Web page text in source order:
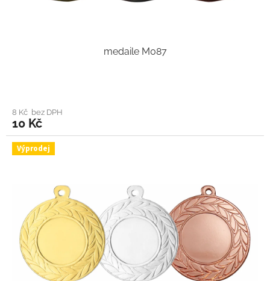
medaile M087
8 Kč bez DPH
10 Kč
Výprodej